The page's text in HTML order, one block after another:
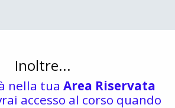
Inoltre...
nella tua Area Riservata
accesso al corso quando